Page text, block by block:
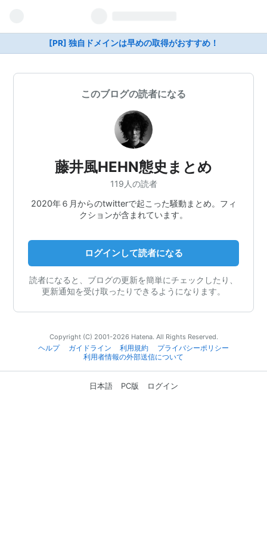
[PR] 独自ドメインは早めの取得がおすすめ！
このブログの読者になる
藤井風HEHN態史まとめ
119人の読者
2020年６月からのtwitterで起こった騒動まとめ。フィ
クションが含まれています。
ログインして読者になる
読者になると、ブログの更新を簡単にチェックしたり、
更新通知を受け取ったりできるようになります。
Copyright (C) 2001-2026 Hatena. All Rights Reserved.
ヘルプ
ガイドライン 利用規約
プライバシーポリシー
利用者情報の外部送信について
日本語 PC版 ログイン